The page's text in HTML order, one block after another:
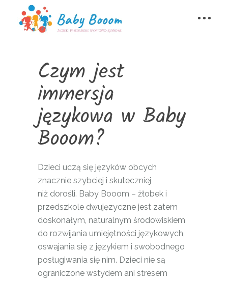
Czym jest
immersja
językowa w Baby
Booom?
Dzieci uczą się języków obcych
znacznie szybciej i skuteczniej
niż dorośli. Baby Booom – żłobek i
przedszkole dwujęzyczne jest zatem
doskonałym, naturalnym środowiskiem
do rozwijania umiejętności językowych,
oswajania się z językiem i swobodnego
posługiwania się nim. Dzieci nie są
ograniczone wstydem ani stresem